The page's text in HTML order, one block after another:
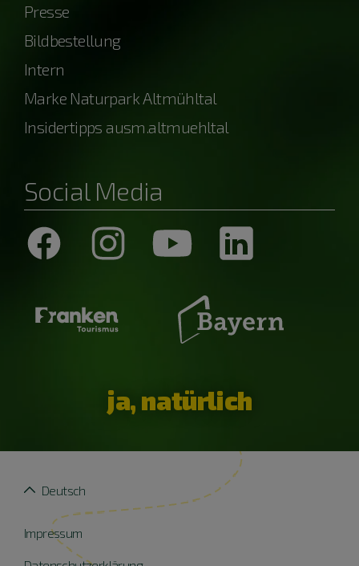
Presse
Bildbestellung
Intern
Marke Naturpark Altmühltal
Insidertipps ausm.altmuehltal
Social Media
ja, natürlich
Impressum
Deutsch